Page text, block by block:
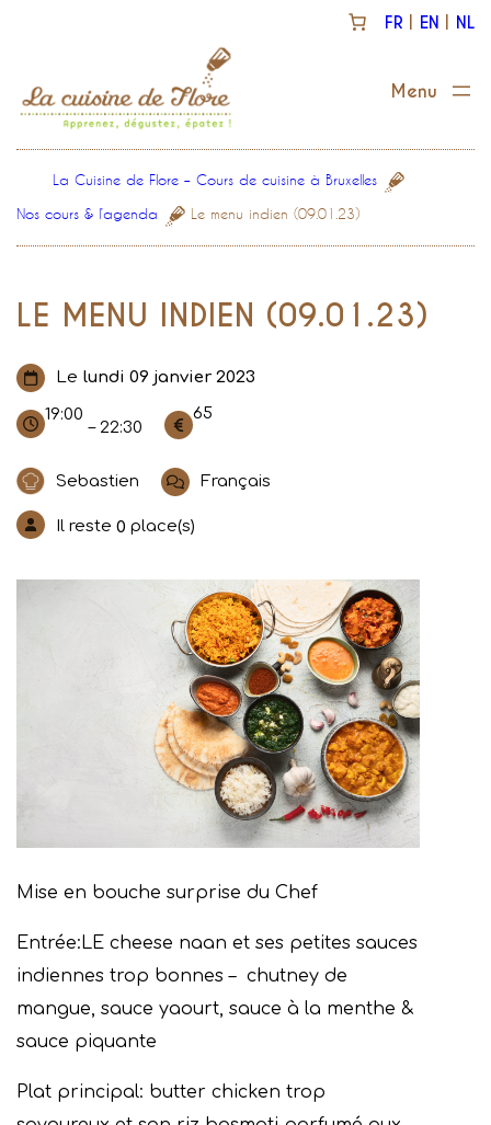
FR EN NL
La Cuisine de Flore – Cours de cuisine à Bruxelles
Nos cours & l’agenda
Le menu indien (09.01.23)
LE MENU INDIEN (09.01.23)
Le lundi 09 janvier 2023
19:00
– 22:30
65
Sebastien Français
Il reste 0 place(s)
Mise en bouche surprise du Chef
Entrée: LE cheese naan et ses petites sauces
indiennes trop bonnes – chutney de
mangue, sauce yaourt, sauce à la menthe &
sauce piquante
Plat principal: butter chicken trop